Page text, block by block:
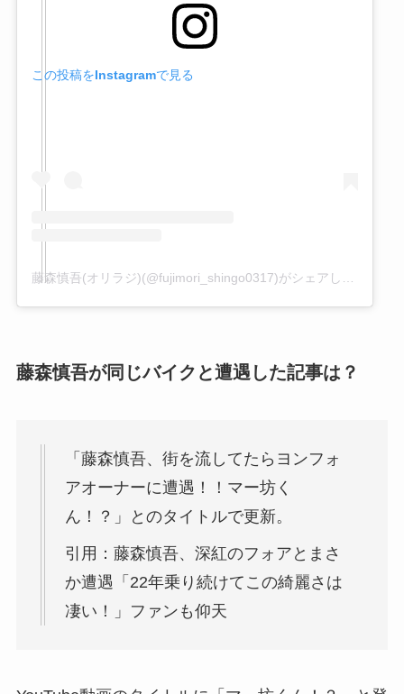
この投稿をInstagramで見る
藤森慎吾(オリラジ)(@fujimori_shingo0317)がシェアした投稿
藤森慎吾が同じバイクと遭遇した記事は？
「藤森慎吾、街を流してたらヨンフォ
アオーナーに遭遇！！マー坊く
ん！？」とのタイトルで更新。
引用：藤森慎吾、深紅のフォアとまさ
か遭遇「22年乗り続けてこの綺麗さは
凄い！」ファンも仰天